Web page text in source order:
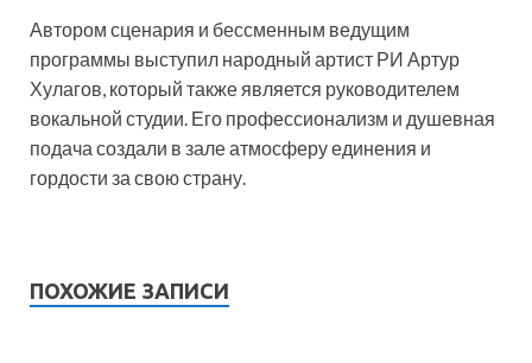
Автором сценария и бессменным ведущим
программы выступил народный артист РИ Артур
Хулагов, который также является руководителем
вокальной студии. Его профессионализм и душевная
подача создали в зале атмосферу единения и
гордости за свою страну.
ПОХОЖИЕ ЗАПИСИ